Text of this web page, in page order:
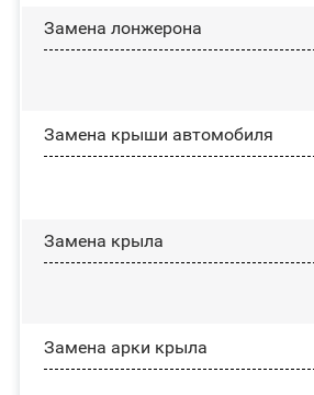
Замена лонжерона
Замена крыши автомобиля
Замена крыла
Замена арки крыла